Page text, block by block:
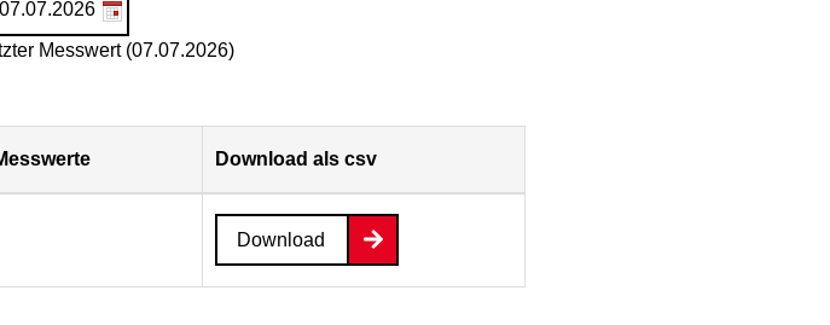
Messwert (07.07.2026)
Download als csv
Download